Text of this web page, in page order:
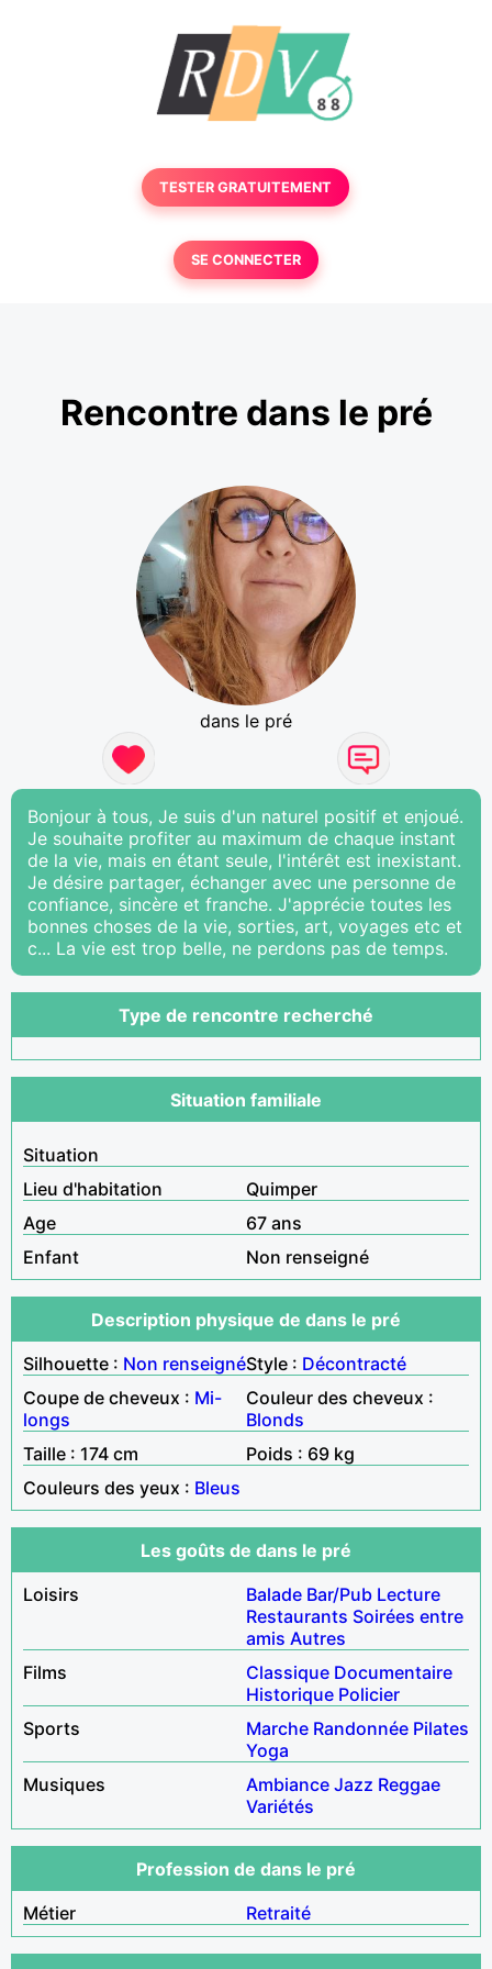
TESTER GRATUITEMENT
SE CONNECTER
Rencontre dans le pré
dans le pré
Bonjour à tous, Je suis d'un naturel positif et enjoué.
Je souhaite profiter au maximum de chaque instant
de la vie, mais en étant seule, l'intérêt est inexistant.
Je désire partager, échanger avec une personne de
confiance, sincère et franche. J'apprécie toutes les
bonnes choses de la vie, sorties, art, voyages etc et
c... La vie est trop belle, ne perdons pas de temps.
Type de rencontre recherché
Situation familiale
Situation
Lieu d'habitation
Quimper
Age
67 ans
Enfant
Non renseigné
Description physique de dans le pré
Silhouette : Non renseignéStyle : Décontracté
Coupe de cheveux : Mi-
longs
Couleur des cheveux :
Blonds
Taille : 174 cm
Poids : 69 kg
Couleurs des yeux : Bleus
Les goûts de dans le pré
Loisirs
Balade Bar/Pub Lecture
Restaurants Soirées entre
amis Autres
Films
Classique Documentaire
Historique Policier
Sports
Marche Randonnée Pilates
Yoga
Musiques
Ambiance Jazz Reggae
Variétés
Profession de dans le pré
Métier
Retraité